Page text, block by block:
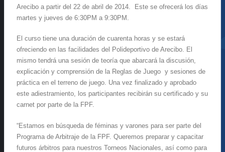
Arecibo a partir del 22 de abril de 2014. Este se ofrecerá los días
martes y jueves de 6:30PM a 9:30PM.
El curso tiene una duración de cuarenta horas y se estará
ofreciendo en las facilidades del Polideportivo de Arecibo. El
mismo tendrá una sesión de teoría que abarcará la discusión,
explicación y comprensión de la Reglas de Juego y sesiones de
práctica en el terreno de juego. Una vez finalizado y aprobado
este adiestramiento, los participantes recibirán su certificado y su
carnet por parte de la FPF.
“Estamos en búsqueda de féminas y varones para ser parte del
Programa de Arbitraje de la FPF. Queremos preparar y capacitar
futuros árbitros para nuestros Torneos Nacionales, así como para